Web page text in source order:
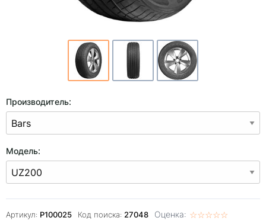
Производитель:
Модель:
Артикул: P100025 Код поиска: 27048 Оценка: ☆☆☆☆☆
★★★★★